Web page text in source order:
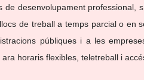
desenvolupament professional,
de treball a temps parcial o en
públiques i a les
horaris flexibles, teletreball i